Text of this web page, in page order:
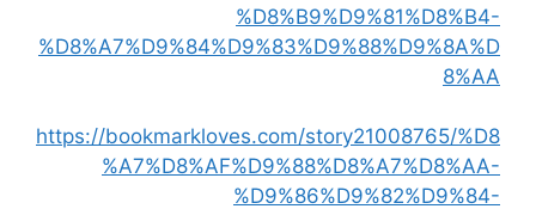
%D8%B9%D9%81%D8%B4-
%D8%A7%D9%84%D9%83%D9%88%D9%8A%D
8%AA
https://bookmarkloves.com/story21008765/%D8
%A7%D8%AF%D9%88%D8%A7%D8%AA-
%D9%86%D9%82%D9%84-